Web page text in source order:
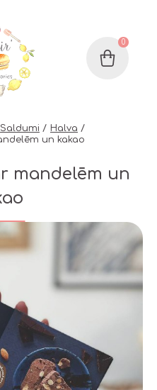
Grozs
0
Saldumi
Halva
un kakao
mandelēm un